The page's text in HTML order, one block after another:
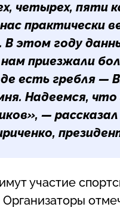
четырех, пяти
практически
В этом году
нам приезжали
есть гребля —
Надеемся,
—
,
участие